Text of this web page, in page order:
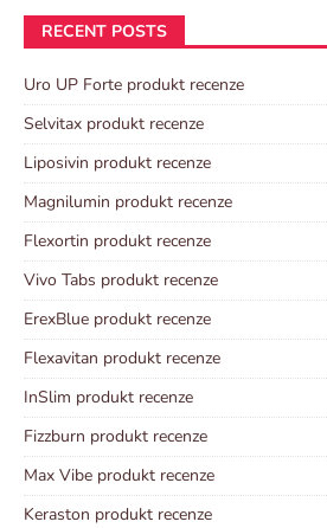
RECENT POSTS
Uro UP Forte produkt recenze
Selvitax produkt recenze
Liposivin produkt recenze
Magnilumin produkt recenze
Flexortin produkt recenze
Vivo Tabs produkt recenze
ErexBlue produkt recenze
Flexavitan produkt recenze
InSlim produkt recenze
Fizzburn produkt recenze
Max Vibe produkt recenze
Keraston produkt recenze